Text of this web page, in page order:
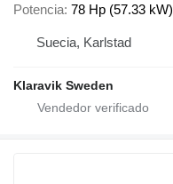
Potencia 78 Hp (57.33 kW)
Suecia, Karlstad
Klaravik Sweden